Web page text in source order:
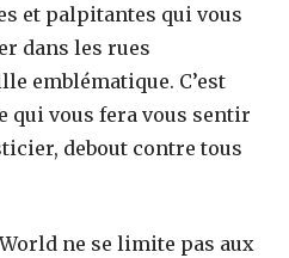
et palpitantes qui vous
dans les rues
emblématique. C’est
qui vous fera vous sentir
debout contre tous
ne se limite pas aux